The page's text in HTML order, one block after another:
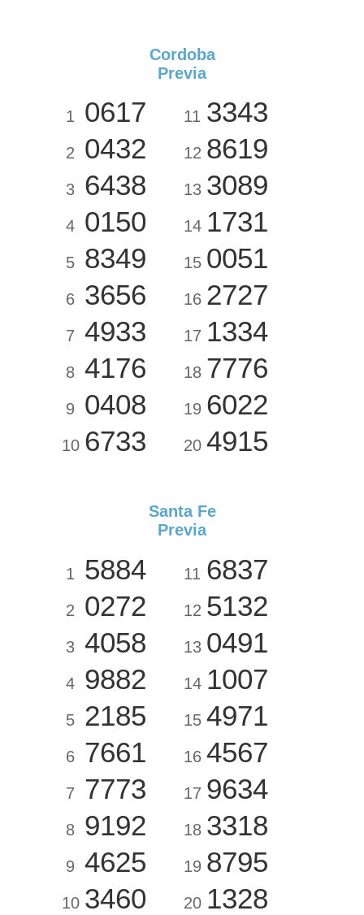
Cordoba
Previa
1 0617
2 0432
3 6438
4 0150
5 8349
6 3656
7 4933
8 4176
9 0408
10 6733
11 3343
12 8619
13 3089
14 1731
15 0051
16 2727
17 1334
18 7776
19 6022
20 4915
Santa Fe
Previa
1 5884
2 0272
3 4058
4 9882
5 2185
6 7661
7 7773
8 9192
9 4625
10 3460
11 6837
12 5132
13 0491
14 1007
15 4971
16 4567
17 9634
18 3318
19 8795
20 1328